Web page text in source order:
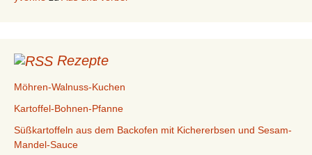
Rezepte
Möhren-Walnuss-Kuchen
Kartoffel-Bohnen-Pfanne
Süßkartoffeln aus dem Backofen mit Kichererbsen und Sesam-
Mandel-Sauce